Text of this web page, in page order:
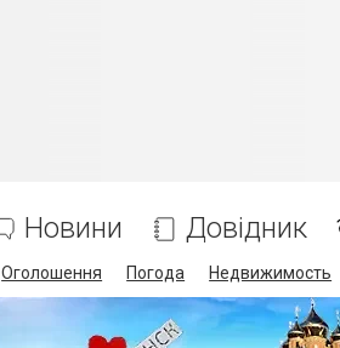
Новини Довідник
Оголошення Погода Недвижимость